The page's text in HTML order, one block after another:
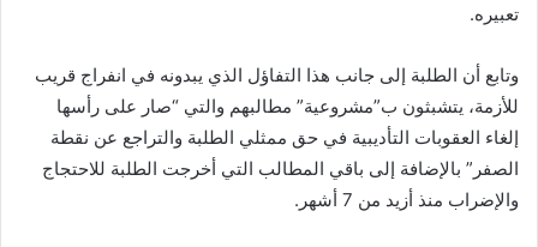
تعبيره.
وتابع أن الطلبة إلى جانب هذا التفاؤل الذي يبدونه في انفراج قريب
للأزمة، يتشبثون ب”مشروعية” مطالبهم والتي “صار على رأسها
إلغاء العقوبات التأديبية في حق ممثلي الطلبة والتراجع عن نقطة
الصفر” بالإضافة إلى باقي المطالب التي أخرجت الطلبة للاحتجاج
والإضراب منذ أزيد من 7 أشهر.